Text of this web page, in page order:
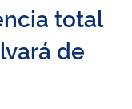
total
de